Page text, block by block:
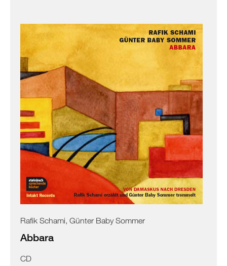
Rafik Schami, Günter Baby Sommer
Abbara
CD